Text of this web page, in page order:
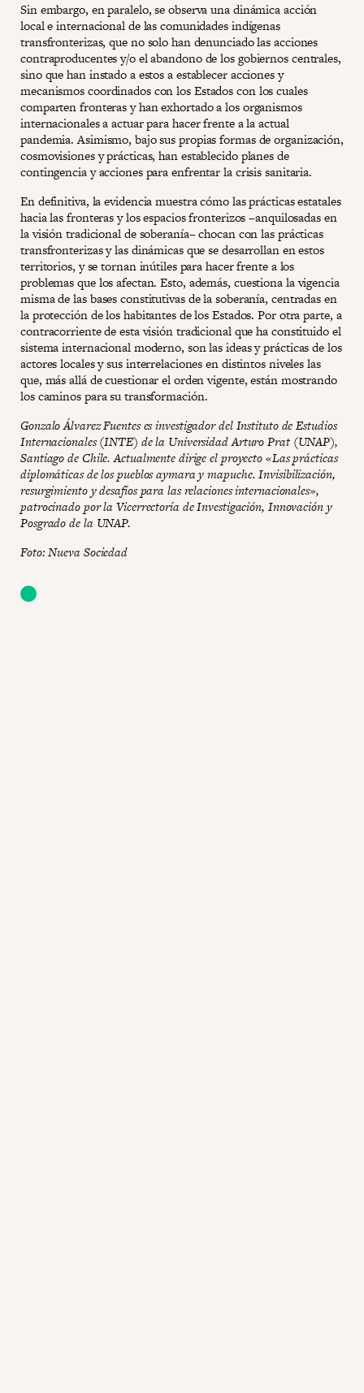
Sin embargo, en paralelo, se observa una dinámica acción
local e internacional de las comunidades indígenas
transfronterizas, que no solo han denunciado las acciones
contraproducentes y/o el abandono de los gobiernos centrales,
sino que han instado a estos a establecer acciones y
mecanismos coordinados con los Estados con los cuales
comparten fronteras y han exhortado a los organismos
internacionales a actuar para hacer frente a la actual
pandemia. Asimismo, bajo sus propias formas de organización,
cosmovisiones y prácticas, han establecido planes de
contingencia y acciones para enfrentar la crisis sanitaria.
En definitiva, la evidencia muestra cómo las prácticas estatales
hacia las fronteras y los espacios fronterizos –anquilosadas en
la visión tradicional de soberanía– chocan con las prácticas
transfronterizas y las dinámicas que se desarrollan en estos
territorios, y se tornan inútiles para hacer frente a los
problemas que los afectan. Esto, además, cuestiona la vigencia
misma de las bases constitutivas de la soberanía, centradas en
la protección de los habitantes de los Estados. Por otra parte, a
contracorriente de esta visión tradicional que ha constituido el
sistema internacional moderno, son las ideas y prácticas de los
actores locales y sus interrelaciones en distintos niveles las
que, más allá de cuestionar el orden vigente, están mostrando
los caminos para su transformación.
Gonzalo Álvarez Fuentes es investigador del Instituto de Estudios
Internacionales (INTE) de la Universidad Arturo Prat (UNAP),
Santiago de Chile. Actualmente dirige el proyecto «Las prácticas
diplomáticas de los pueblos aymara y mapuche. Invisibilización,
resurgimiento y desafíos para las relaciones internacionales»,
patrocinado por la Vicerrectoría de Investigación, Innovación y
Posgrado de la UNAP.
Foto: Nueva Sociedad